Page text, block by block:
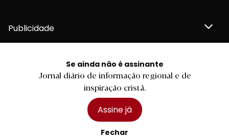
Se ainda não é assinante
Jornal diário de informação regional e de
inspiração cristã.
Assine já
Fechar
Publicidade
Privacidade e Cookies
Declaração de compromisso FSC®
Política de Confidencialidade
2026 Diário do Minho, Lda. © Todos os direitos reservados